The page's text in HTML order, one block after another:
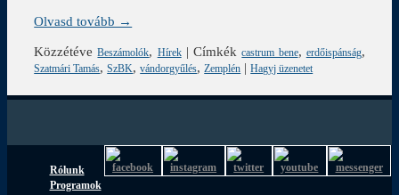
Olvasd tovább →
Közzétéve Beszámolók, Hírek|Címkék castrum bene, erdőispánság,
Szatmári Tamás,SzBK,vándorgyűlés, Zemplén |Hagyj üzenetet
Rólunk
Programok